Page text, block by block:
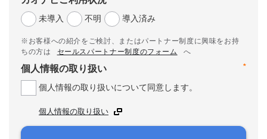
未導入
不明 導入済み
※お客様への紹介をご検討、またはパートナー制度に興味をお持
ちの方は
セールスパートナー制度のフォーム
へ
*
個人情報の取り扱い
個人情報の取り扱いについて同意します。
個人情報の取り扱い